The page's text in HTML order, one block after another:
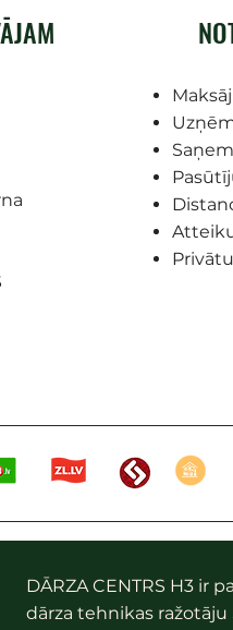
DĀRZA CENTRS H3 ir
dārza tehnikas ražotāju